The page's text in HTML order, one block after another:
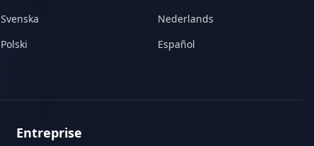
Svenska
Nederlands
Polski
Español
Entreprise